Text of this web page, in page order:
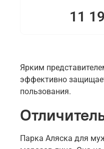
11
Ярким
эффективно
пользования.
Парка Аляска для